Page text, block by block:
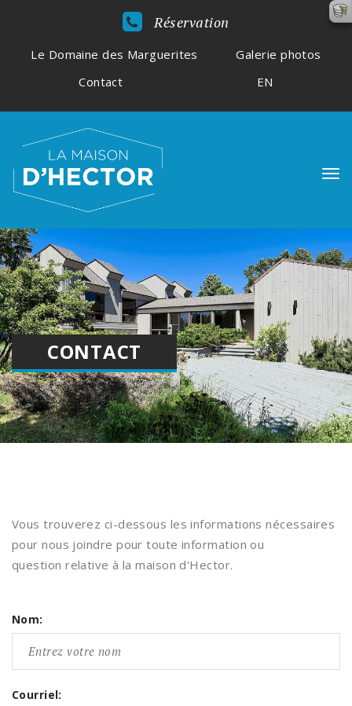
Réservation
Le Domaine des Marguerites
Galerie photos
Contact
EN
CONTACT
Vous trouverez ci-dessous les informations nécessaires
pour nous joindre pour toute information ou
question relative à la maison d'Hector.
Nom:
Courriel: